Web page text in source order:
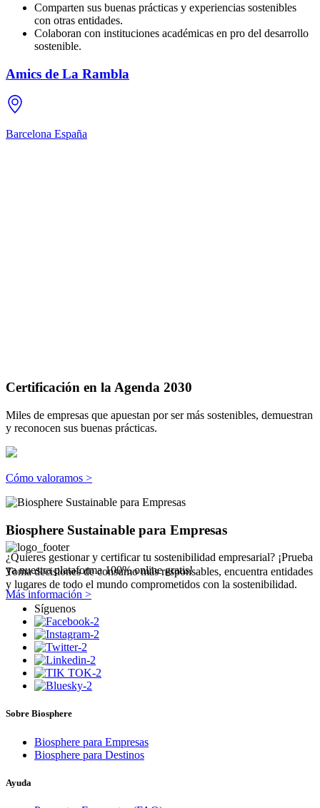
Comparten sus buenas prácticas y experiencias sostenibles
con otras entidades.
Colaboran con instituciones académicas en pro del desarrollo
sostenible.
Amics de La Rambla
Barcelona España
Certificación en la Agenda 2030
Miles de empresas que apuestan por ser más sostenibles, demuestran
y reconocen sus buenas prácticas.
Cómo valoramos >
Biosphere Sustainable para Empresas
¿Quieres gestionar y certificar tu sostenibilidad empresarial? ¡Prueba
ya nuestra plataforma 100% online gratis!
Más información >
Toma decisiones de consumo más responsables, encuentra entidades
y lugares de todo el mundo comprometidos con la sostenibilidad.
Síguenos
Sobre Biosphere
Biosphere para Empresas
Biosphere para Destinos
Ayuda